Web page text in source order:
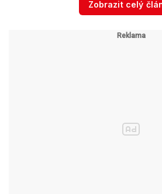
Zobrazit celý